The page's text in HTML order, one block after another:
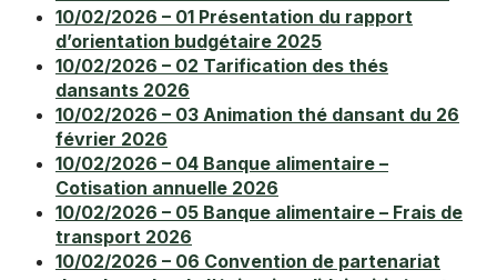
10/02/2026 – 01 Présentation du rapport
d’orientation budgétaire 2025
10/02/2026 – 02 Tarification des thés
dansants 2026
10/02/2026 – 03 Animation thé dansant du 26
février 2026
10/02/2026 – 04 Banque alimentaire –
Cotisation annuelle 2026
10/02/2026 – 05 Banque alimentaire – Frais de
transport 2026
10/02/2026 – 06 Convention de partenariat